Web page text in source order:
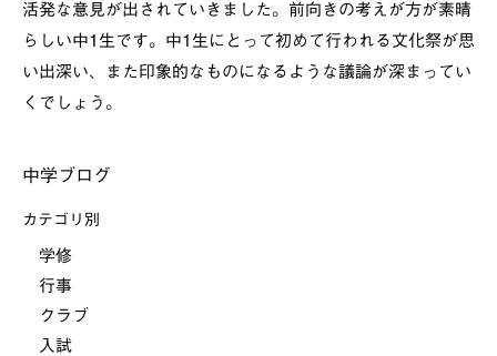
活発な意見が出されていきました。前向きの考えが方が素晴
らしい中1生です。中1生にとって初めて行われる文化祭が思
い出深い、また印象的なものになるような議論が深まってい
くでしょう。
中学ブログ
カテゴリ別
学修
行事
クラブ
入試